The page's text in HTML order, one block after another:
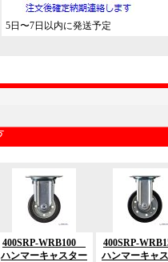
5日〜7日以内に発送予定
400SRP-WRB100
ハンマーキャスター
400SRP-
ハンマーキャ